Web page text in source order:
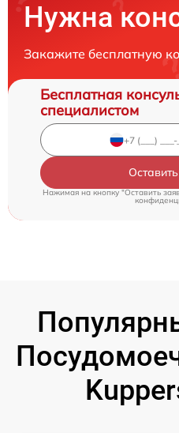
Нужна
Закажите бесплатную
Бесплатная
специалистом
Нажимая на кнопку "Оставить